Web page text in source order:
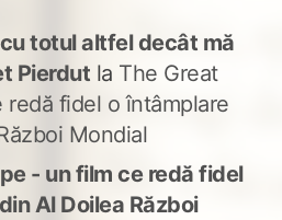
totul altfel decât mă
Pierdut la The Great
redă fidel o întâmplare
Mondial
- un film ce redă fidel
Al Doilea Război